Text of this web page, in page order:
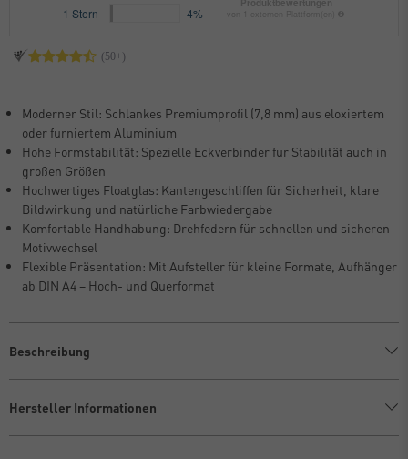
Moderner Stil: Schlankes Premiumprofil (7,8 mm) aus eloxiertem
oder furniertem Aluminium
Hohe Formstabilität: Spezielle Eckverbinder für Stabilität auch in
großen Größen
Hochwertiges Floatglas: Kantengeschliffen für Sicherheit, klare
Bildwirkung und natürliche Farbwiedergabe
Komfortable Handhabung: Drehfedern für schnellen und sicheren
Motivwechsel
Flexible Präsentation: Mit Aufsteller für kleine Formate, Aufhänger
ab DIN A4 – Hoch- und Querformat
Beschreibung
Hersteller Informationen